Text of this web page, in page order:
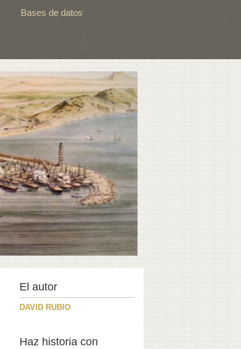
Bases de datos
El autor
DAVID RUBIO
Haz historia con